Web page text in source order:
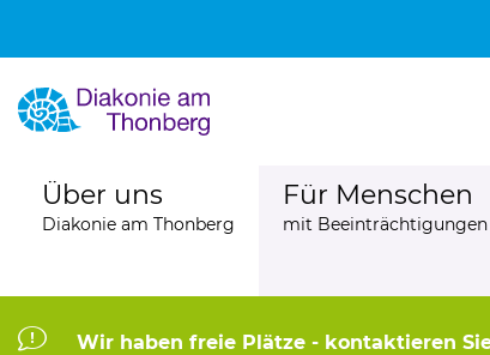
Über uns
Diakonie am Thonberg
Für Menschen
mit Beeinträchtigungen
Wir haben freie Plätze - kontaktieren